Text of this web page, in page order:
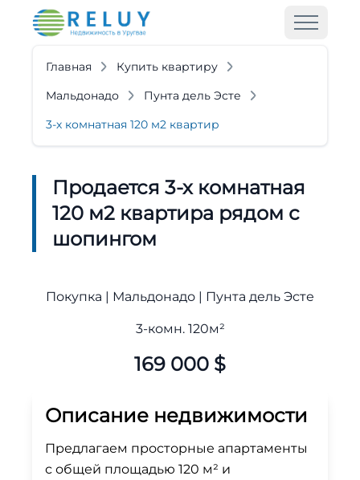
Главная
Купить квартиру
Мальдонадо
Пунта дель Эсте
3-х комнатная 120 м2 квартир
Продается 3-х комнатная
120 м2 квартира рядом с
шопингом
Покупка | Мальдонадо | Пунта дель Эсте
3-комн. 120м²
169 000 $
Описание недвижимости
Предлагаем просторные апартаменты
с общей площадью 120 м² и